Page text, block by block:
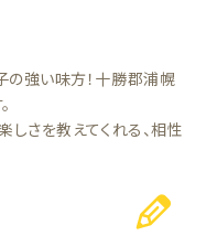
の強い味方！十勝郡浦幌
しさを教えてくれる、相性